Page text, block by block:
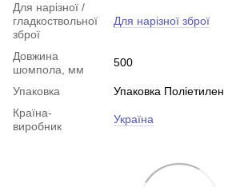
Для нарізної /
гладкоствольної
зброї
Для нарізної зброї
Довжина
шомпола, мм
500
Упаковка
Упаковка Поліетилен
Країна-
виробник
Україна